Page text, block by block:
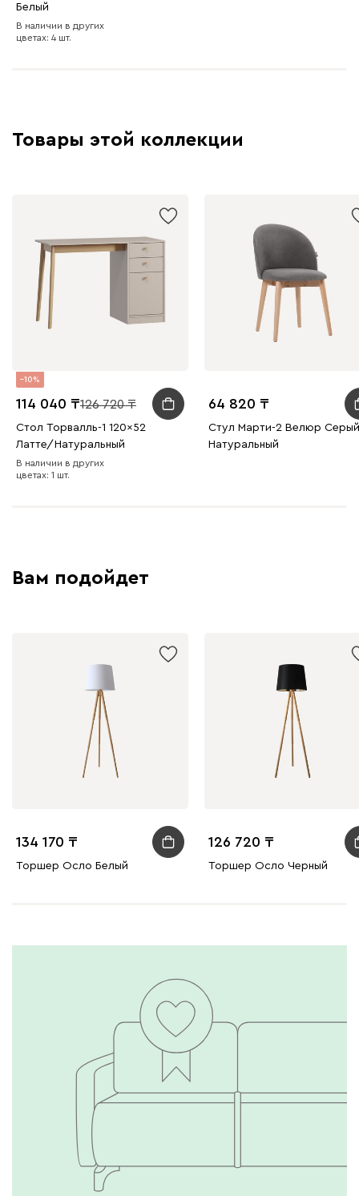
Белый
В наличии в других
цветах: 4 шт.
Товары этой коллекции
10
114 040 126 720
Стол Торвалль-1 120x52
Латте/Натуральный
В наличии в других
цветах: 1 шт.
64 820
Стул Марти-2 Велюр
Натуральный
Вам подойдет
134 170
Торшер Осло Белый
126 720
Торшер Осло Черный